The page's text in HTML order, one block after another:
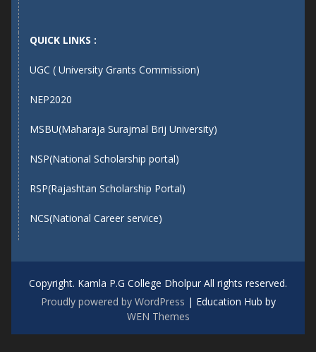
QUICK LINKS :
UGC ( University Grants Commission)
NEP2020
MSBU(Maharaja Surajmal Brij University)
NSP(National Scholarship portal)
RSP(Rajashtan Scholarship Portal)
NCS(National Career service)
Copyright. Kamla P.G College Dholpur All rights reserved.
Proudly powered by WordPress | Education Hub by
WEN Themes